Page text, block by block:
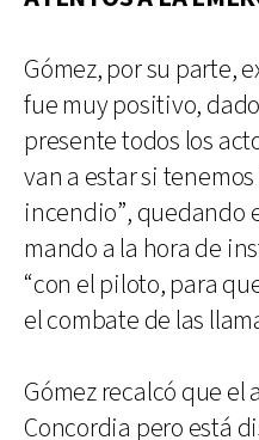
Gómez, por su parte,
fue muy positivo,
presente todos los
van a estar si
incendio”, quedando
mando a la hora de
“con el piloto, para
el combate de las
Gómez recalcó que el
Concordia pero está